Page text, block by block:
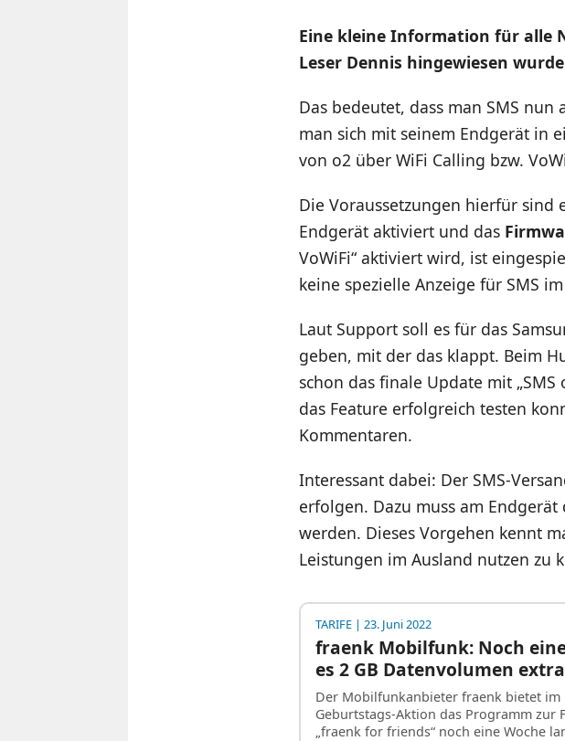
Eine kleine Information für alle
Leser Dennis hingewiesen
Das bedeutet, dass man SMS
man sich mit seinem Endgerät in
von o2 über WiFi Calling bzw.
Die Voraussetzungen hierfür sind
Endgerät aktiviert und das
VoWiFi“ aktiviert wird, ist
keine spezielle Anzeige für SMS
Laut Support soll es für das
geben, mit der das klappt. Beim
schon das finale Update mit
das Feature erfolgreich testen
Kommentaren.
Interessant dabei: Der SMS-
erfolgen. Dazu muss am
werden. Dieses Vorgehen kennt
Leistungen im Ausland nutzen zu
TARIFE| 23. Juni 2022
fraenk Mobilfunk: Noch
es 2 GB Datenvolumen extra
Der Mobilfunkanbieter fraenk bietet im
Geburtstags-Aktion das Programm zur
„fraenk for friends“ noch eine Woche